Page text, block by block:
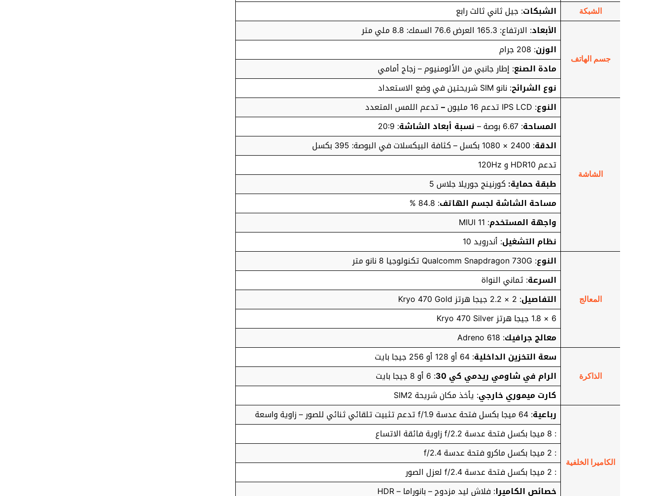
الشبكة الشبكات: جيل ثاني ثالث رابع
جسم الهاتف
الأبعاد: الارتفاع: 165.3 العرض 76.6 السمك: 8.8 ملي متر
الوزن: 208 جرام
مادة الصنع: إطار جانبي من الألومنيوم – زجاج أمامي
نوع الشرائح: نانو SIM شريحتين في وضع الاستعداد
الشاشة
النوع: IPS LCD تدعم 16 مليون –تدعم اللمس المتعدد
المساحة: 6.67 بوصة – نسبة أبعاد الشاشة: 20:9
الدقة: 2400 × 1080 بكسل – كثافة البيكسلات في البوصة: 395 بكسل
تدعم HDR10 و 120Hz
طبقة حماية:كورنينج جوريلا جلاس 5
مساحة الشاشة لجسم الهاتف: 84.8 %
واجهة المستخدم: MIUI 11
نظام التشغيل: أندرويد 10
المعالج
النوع: Qualcomm Snapdragon 730G تكنولوجيا 8 نانو متر
السرعة: ثماني النواة
التفاصيل: 2 × 2.2 جيجا هرتز Kryo 470 Gold
6 × 1.8 جيجا هرتز Kryo 470 Silver
معالج جرافيك: Adreno 618
الذاكرة
سعة التخزين الداخلية: 64 أو 128 أو 256 جيجا بايت
الرام في شاومي ريدمي كي 30
: 6 أو 8 جيجا بايت
كارت ميموري خارجي: يأخذ مكان شريحة SIM2
الكاميرا الخلفية
رباعية: 64 ميجا بكسل فتحة عدسة f/1.9 تدعم تثبيت تلقائي ثنائي للصور – زاوية واسعة
: 8 ميجا بكسل فتحة عدسة f/2.2 زاوية فائقة الاتساع
: 2 ميجا بكسل ماكرو فتحة عدسة f/2.4
: 2 ميجا بكسل فتحة عدسة f/2.4 لعزل الصور
خصائص الكاميرا: فلاش ليد مزدوج – بانوراما – HDR